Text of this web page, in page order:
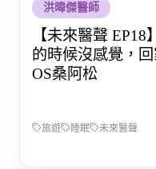
洪暐傑醫師
【未來醫聲
的時候沒感覺，
OS桑阿松
旅遊 睡眠 未來醫聲